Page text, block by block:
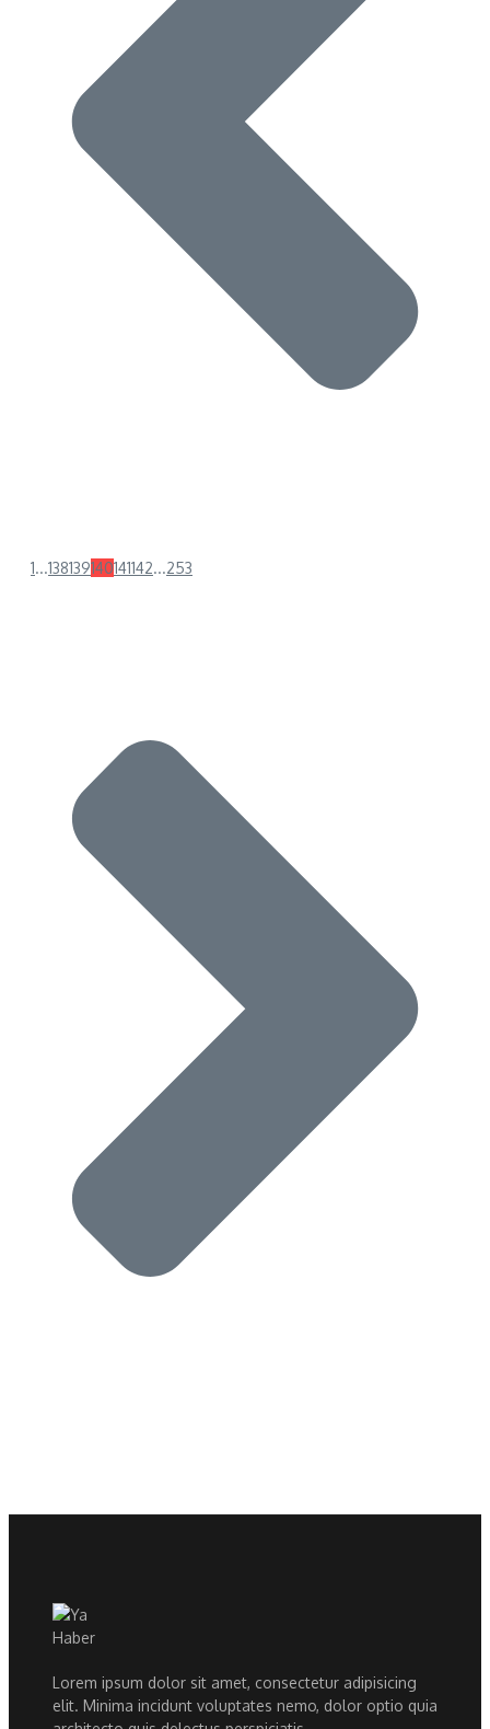
1...138139140141142...253
Lorem ipsum dolor sit amet, consectetur adipisicing
elit. Minima incidunt voluptates nemo, dolor optio quia